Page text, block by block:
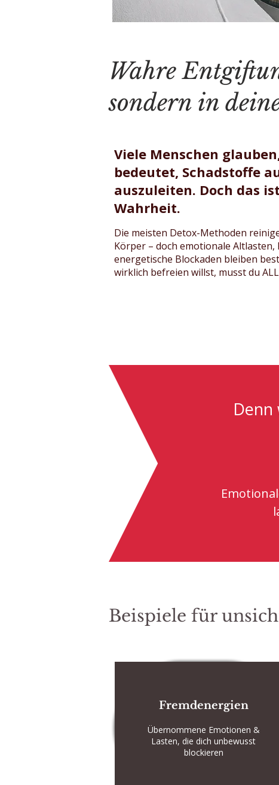
Wahre
sondern in
Viele Menschen
bedeutet, Schadstoffe
auszuleiten. Doch das
Wahrheit.
Die meisten Detox-Methoden
Körper – doch emotionale Altlasten,
energetische Blockaden bleiben
wirklich befreien willst, musst du
Beispiele für
Fremdenergien
Übernommene Emotionen &
Lasten, die dich unbewusst
blockieren